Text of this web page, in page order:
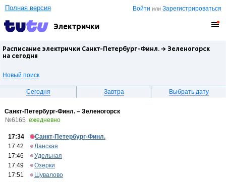
Войти илиЗарегистрироваться
Полная версия
Электрички
Расписание электрички Санкт-Петербург-Финл. → Зеленогорск
на сегодня
Новый поиск
Сегодня Завтра Выбрать дату
Санкт-Петербург-Финл. – Зеленогорск
№6165 ежедневно
17:34
Санкт-Петербург-Финл.
17:42
Ланская
17:46
Удельная
17:49
Озерки
17:51
Шувалово